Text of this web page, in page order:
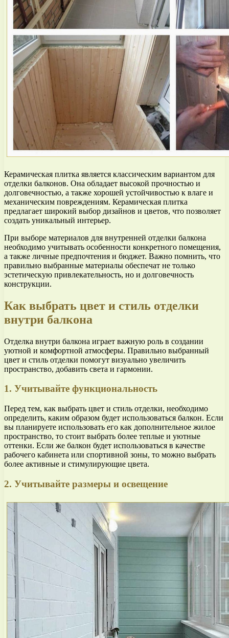
Керамическая плитка является классическим вариантом для
отделки балконов. Она обладает высокой прочностью и
долговечностью, а также хорошей устойчивостью к влаге и
механическим повреждениям. Керамическая плитка
предлагает широкий выбор дизайнов и цветов, что позволяет
создать уникальный интерьер.
При выборе материалов для внутренней отделки балкона
необходимо учитывать особенности конкретного помещения,
а также личные предпочтения и бюджет. Важно помнить, что
правильно выбранные материалы обеспечат не только
эстетическую привлекательность, но и долговечность
конструкции.
Как выбрать цвет и стиль отделки
внутри балкона
Отделка внутри балкона играет важную роль в создании
уютной и комфортной атмосферы. Правильно выбранный
цвет и стиль отделки помогут визуально увеличить
пространство, добавить света и гармонии.
1. Учитывайте функциональность
Перед тем, как выбрать цвет и стиль отделки, необходимо
определить, каким образом будет использоваться балкон. Если
вы планируете использовать его как дополнительное жилое
пространство, то стоит выбрать более теплые и уютные
оттенки. Если же балкон будет использоваться в качестве
рабочего кабинета или спортивной зоны, то можно выбрать
более активные и стимулирующие цвета.
2. Учитывайте размеры и освещение